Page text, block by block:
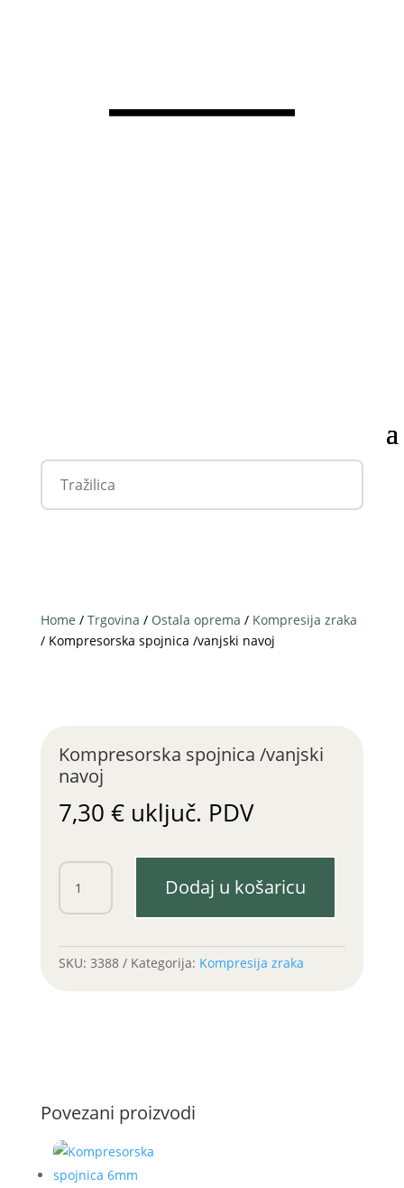
Home / Trgovina / Ostala oprema / Kompresija zraka
/ Kompresorska spojnica /vanjski navoj
Kompresorska spojnica /vanjski
navoj
7,30 € uključ. PDV
Kompresorska
spojnica
/vanjski
Dodaj u košaricu
SKU: 3388 Kategorija: Kompresija zraka
Povezani proizvodi